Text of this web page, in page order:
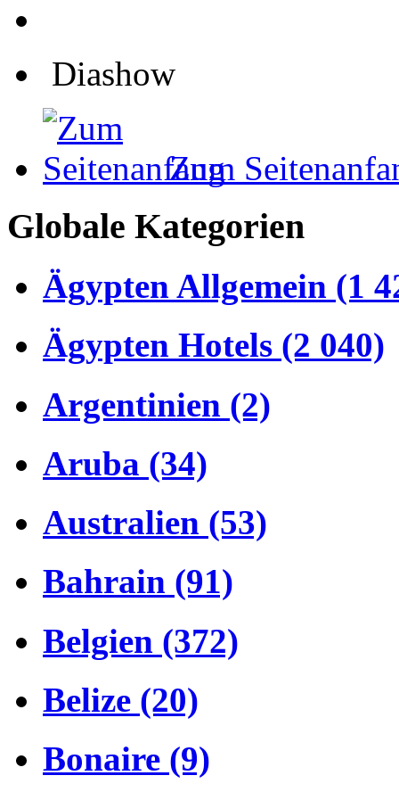
Diashow
Zum
Globale Kategorien
Ägypten Allgemein (1
Ägypten Hotels (2 040)
Argentinien (2)
Aruba (34)
Australien (53)
Bahrain (91)
Belgien (372)
Belize (20)
Bonaire (9)